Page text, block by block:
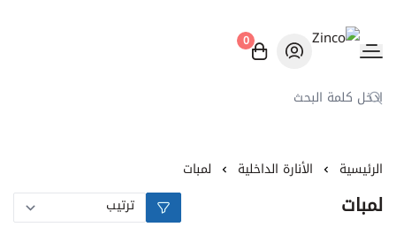
Zinco
0
الرئيسية الأنارة الداخلية لمبات
لمبات